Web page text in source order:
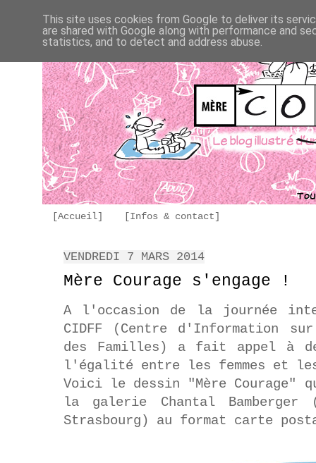
[Accueil] [Infos & contact]
VENDREDI 7 MARS 2014
Mère Courage s'engage !
A l'occasion de la journée
CIDFF (Centre d'Information
des Familles) a fait appel à
l'égalité entre les femmes et
Voici le dessin "Mère Courage"
la galerie Chantal Bamberger
Strasbourg) au format carte
This site uses cookies from Google to deliver its
are shared with Google along with performance and
statistics, and to detect and address abuse.